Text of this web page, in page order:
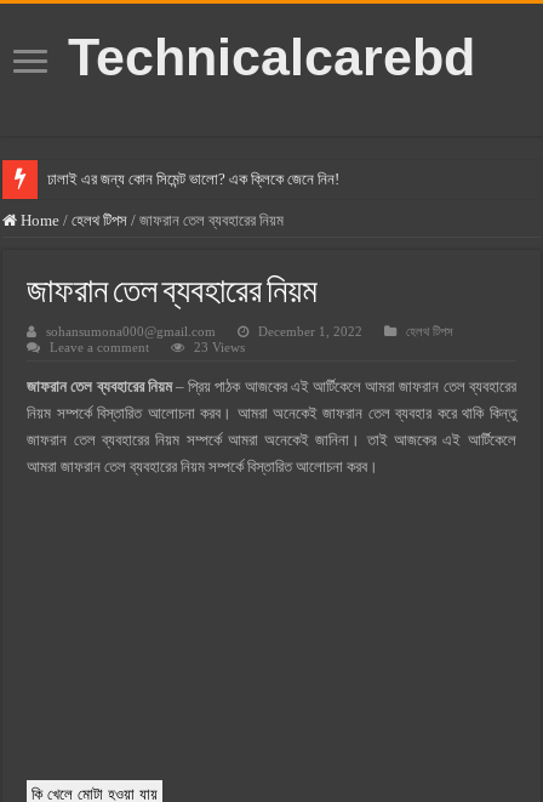
Technicalcarebd
ঢালাই এর জন্য কোন সিমেন্ট ভালো? এক ক্লিকে জেনে নিন!
বসুন্ধরা সিমেন্ট এর দাম ২০২৫
হোলসিম সিমেন্ট দাম ২০২৫
সুপারক্রিট সিমেন্ট দাম ২০২৫
ওয়ালটন মোবাইল কিস্তিতে কেনার নিয়ম ২০২৫
ওয়ালটন টিভি কিস্তিতে কেনার নিয়ম ২০২৫
Home / হেলথ টিপস / জাফরান তেল ব্যবহারের নিয়ম
জাফরান তেল ব্যবহারের নিয়ম
sohansumona000@gmail.com December 1, 2022
হেলথ টিপস
Leave a comment
23 Views
জাফরান তেল ব্যবহারের নিয়ম– প্রিয় পাঠক আজকের এই আর্টিকেলে আমরা জাফরান তেল ব্যবহারের
নিয়ম সম্পর্কে বিস্তারিত আলোচনা করব। আমরা অনেকেই জাফরান তেল ব্যবহার করে থাকি কিন্তু
জাফরান তেল ব্যবহারের নিয়ম সম্পর্কে আমরা অনেকেই জানিনা। তাই আজকের এই আর্টিকেলে
আমরা জাফরান তেল ব্যবহারের নিয়ম সম্পর্কে বিস্তারিত আলোচনা করব।
কি খেলে মোটা হওয়া যায়